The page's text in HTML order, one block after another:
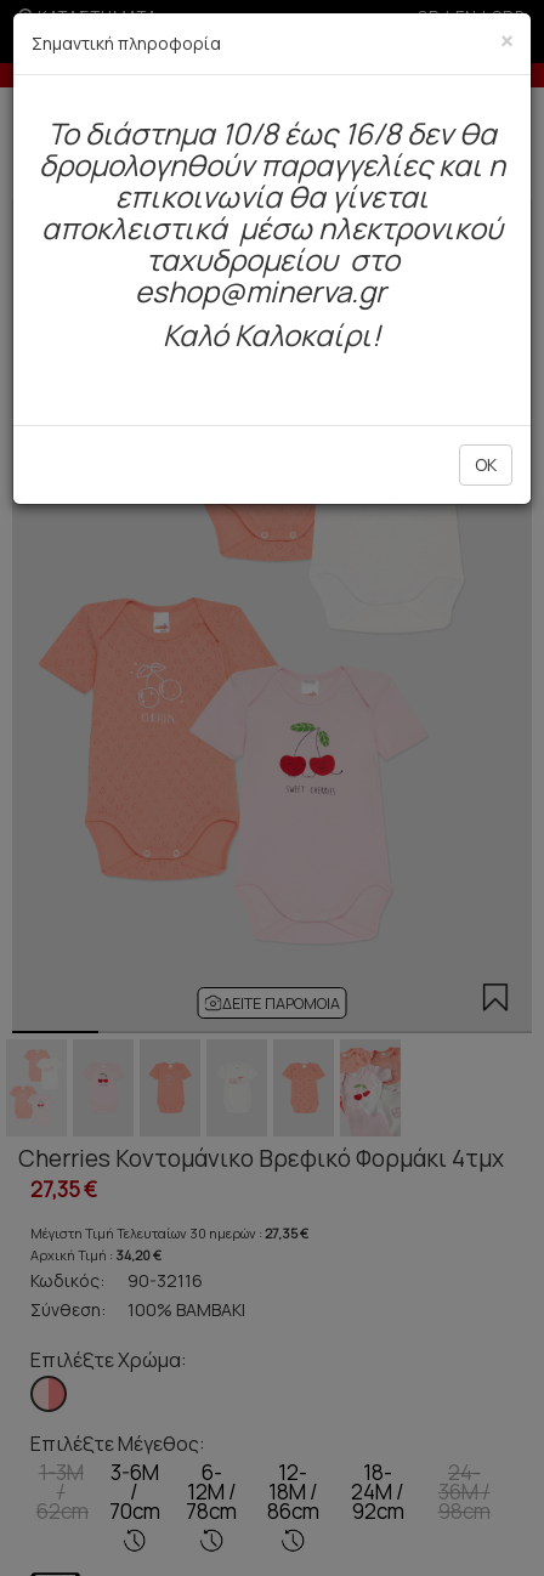
ΚΑΤΑΣΤΗΜΑΤΑ GR|EN|SRB
3 άτοκες δόσεις με πιστωτική άνω των 50€
Δωρεάν αποστολή άνω των 49€. Παράδοση σε 3-5 εργάσιμες.
Παιδί Βρέφος Κορίτσι Εσώρουχα
NEW
ΔΕΊΤΕ ΠΑΡΌΜΟΙΑ
Cherries Κοντομάνικο Βρεφικό Φορμάκι 4τμχ
27,35 €
Μέγιστη Τιμή Τελευταίων 30 ημερών : 27,35 €
Αρχική Τιμή : 34,20 €
Κωδικός:
90-32116
Σύνθεση:
100% ΒΑΜΒΑΚΙ
Επιλέξτε Χρώμα:
Επιλέξτε Μέγεθος:
1-3M
/
62cm
3-6M
/
70cm
6-
12M /
78cm
12-
18M /
86cm
18-
24M /
92cm
24-
36M /
98cm
×
Σημαντική πληροφορία
To διάστημα 10/8 έως 16/8 δεν θα
δρομολογηθούν παραγγελίες και η
επικοινωνία θα γίνεται
αποκλειστικά μέσω ηλεκτρονικού
ταχυδρομείου στο
eshop@minerva.gr
Καλό Καλοκαίρι!
OK